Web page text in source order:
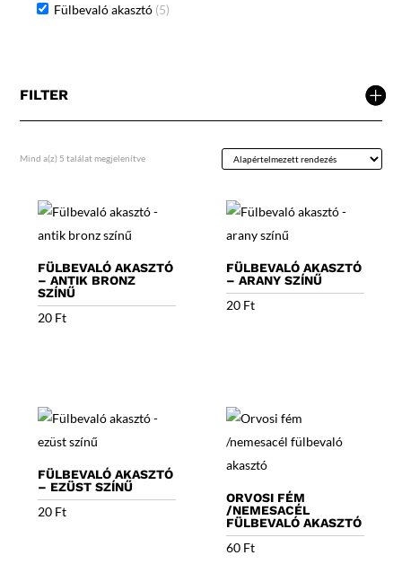
Fülbevaló akasztó (5)
FILTER
Mind a(z) 5 találat megjelenítve
FÜLBEVALÓ AKASZTÓ
– ANTIK BRONZ
SZÍNŰ
20 Ft
FÜLBEVALÓ AKASZTÓ
– ARANY SZÍNŰ
20 Ft
FÜLBEVALÓ AKASZTÓ
– EZÜST SZÍNŰ
20 Ft
ORVOSI FÉM
/NEMESACÉL
FÜLBEVALÓ AKASZTÓ
60 Ft